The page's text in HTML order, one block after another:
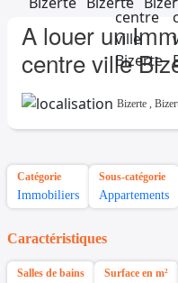
A louer un
centre ville
Bizerte ,
Catégorie
Immobiliers
Sous-catégorie
Appartements
Caractéristiques
Salles de bains Surface en m²